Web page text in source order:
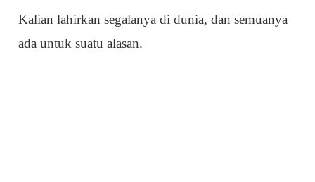
Kalian lahirkan segalanya di dunia, dan semuanya
ada untuk suatu alasan.